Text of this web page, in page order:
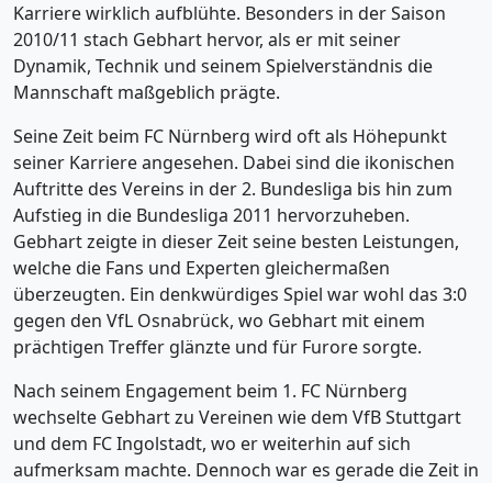
Karriere wirklich aufblühte. Besonders in der Saison
2010/11 stach Gebhart hervor, als er mit seiner
Dynamik, Technik und seinem Spielverständnis die
Mannschaft maßgeblich prägte.
Seine Zeit beim FC Nürnberg wird oft als Höhepunkt
seiner Karriere angesehen. Dabei sind die ikonischen
Auftritte des Vereins in der 2. Bundesliga bis hin zum
Aufstieg in die Bundesliga 2011 hervorzuheben.
Gebhart zeigte in dieser Zeit seine besten Leistungen,
welche die Fans und Experten gleichermaßen
überzeugten. Ein denkwürdiges Spiel war wohl das 3:0
gegen den VfL Osnabrück, wo Gebhart mit einem
prächtigen Treffer glänzte und für Furore sorgte.
Nach seinem Engagement beim 1. FC Nürnberg
wechselte Gebhart zu Vereinen wie dem VfB Stuttgart
und dem FC Ingolstadt, wo er weiterhin auf sich
aufmerksam machte. Dennoch war es gerade die Zeit in